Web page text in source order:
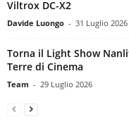
Viltrox DC-X2
Davide Luongo - 31 Luglio 2026
Torna il Light Show
Terre di Cinema
Team - 29 Luglio 2026